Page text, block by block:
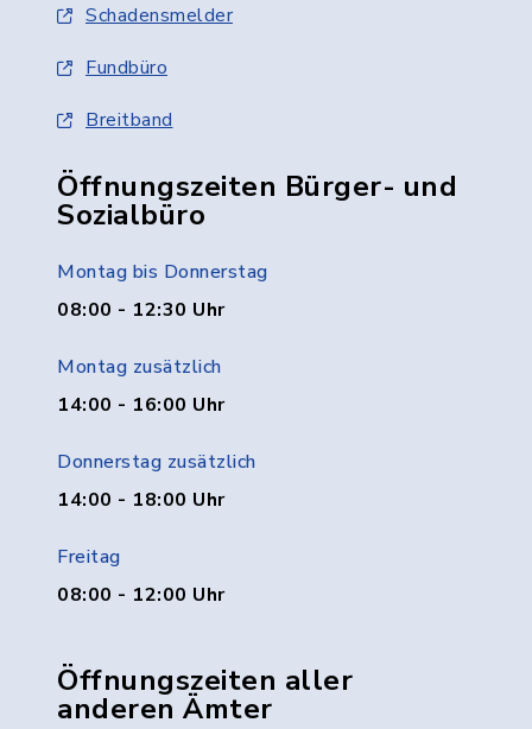
Schadensmelder
Fundbüro
Breitband
Öffnungszeiten Bürger- und
Sozialbüro
Montag bis Donnerstag
08:00 - 12:30 Uhr
Montag zusätzlich
14:00 - 16:00 Uhr
Donnerstag zusätzlich
14:00 - 18:00 Uhr
Freitag
08:00 - 12:00 Uhr
Öffnungszeiten aller
anderen Ämter